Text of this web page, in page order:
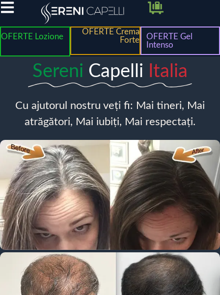
OFERTE Lozione
OFERTE Crema
Forte
OFERTE Gel
Intenso
Sereni Capelli Italia
Cu ajutorul nostru veți fi: Mai tineri, Mai
atrăgători, Mai iubiți, Mai respectați.